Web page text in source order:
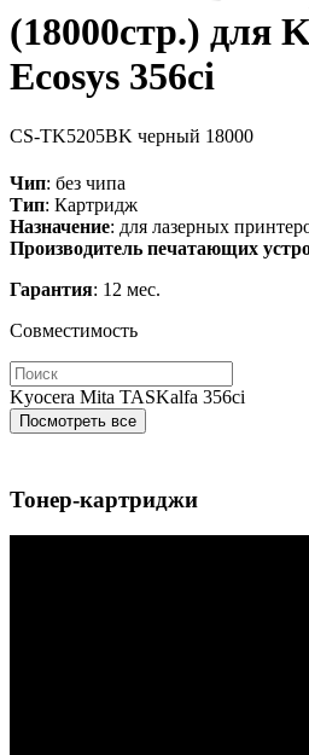
(18000стр.) для
Ecosys 356ci
CS-TK5205BK черный 18000
Чип: без чипа
Тип: Картридж
Назначение: для лазерных
Производитель печатающих
Гарантия: 12 мес.
Совместимость
Kyocera Mita TASKalfa 356ci
Посмотреть все
Тонер-картриджи